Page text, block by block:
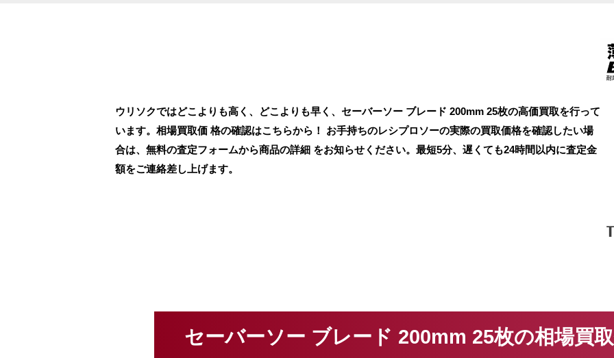
ウリソクではどこよりも高く、どこよりも早く、セーバーソー ブレード 200mm 25枚の高価買取を行って
います。相場買取価 格の確認はこちらから！ お手持ちのレシプロソーの実際の買取価格を確認したい場
合は、無料の査定フォームから商品の詳細 をお知らせください。最短5分、遅くても24時間以内に査定金
額をご連絡差し上げます。
セーバーソー ブレード 200mm 25枚の相場買